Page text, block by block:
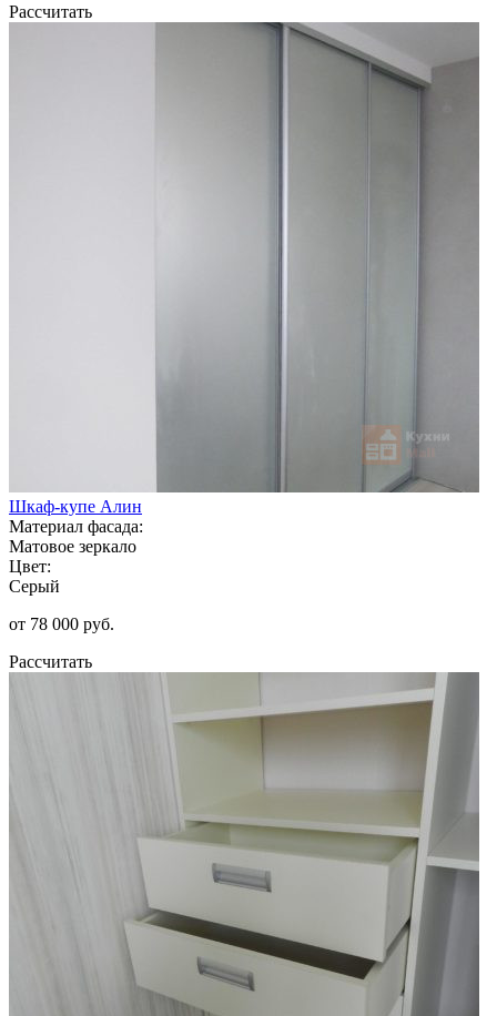
Рассчитать
Шкаф-купе Алин
Материал фасада:
Матовое зеркало
Цвет:
Серый
от 78 000 руб.
Рассчитать